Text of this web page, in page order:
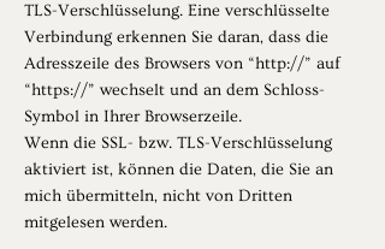
TLS-Verschlüsselung. Eine verschlüsselte
Verbindung erkennen Sie daran, dass die
Adresszeile des Browsers von “http://” auf
“https://” wechselt und an dem Schloss-
Symbol in Ihrer Browserzeile.
Wenn die SSL- bzw. TLS-Verschlüsselung
aktiviert ist, können die Daten, die Sie an
mich übermitteln, nicht von Dritten
mitgelesen werden.